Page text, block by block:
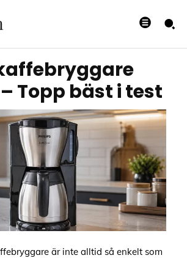
Topp bäst i test
är inte alltid så enkelt som